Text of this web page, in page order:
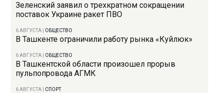
Зеленский заявил о трехкратном сокращении
поставок Украине ракет ПВО
6 АВГУСТА ОБЩЕСТВО
В Ташкенте ограничили работу рынка «Куйлюк»
6 АВГУСТА ОБЩЕСТВО
В Ташкентской области произошел прорыв
пульпопровода АГМК
6 АВГУСТА СПОРТ